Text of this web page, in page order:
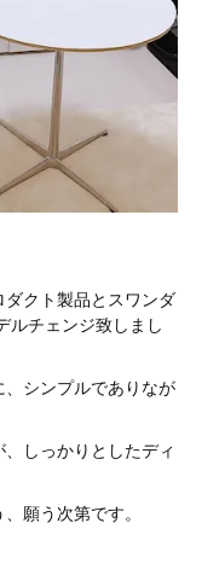
クト製品とスワンダ
ルチェンジ致しまし
シンプルでありなが
しっかりとしたディ
願う次第です。